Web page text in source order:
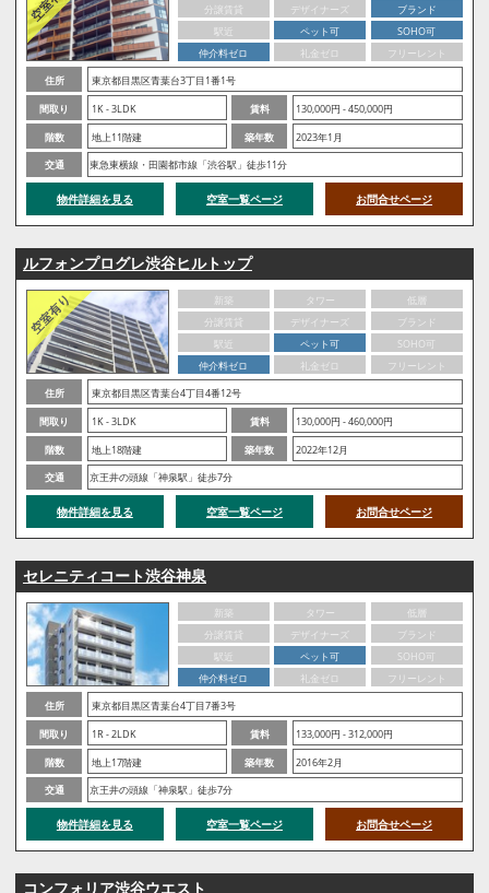
分譲賃貸
デザイナーズ
ブランド
駅近
ペット可
SOHO可
仲介料ゼロ
礼金ゼロ
フリーレント
住所
東京都目黒区青葉台3丁目1番1号
間取り
1K - 3LDK 賃料
130,000円 - 450,000円
階数
地上11階建 築年数
2023年1月
交通
東急東横線・田園都市線「渋谷駅」徒歩11分
物件詳細を見る 空室一覧ページ お問合せページ
ルフォンプログレ渋谷ヒルトップ
新築 タワー
低層
分譲賃貸
デザイナーズ
ブランド
駅近
ペット可
SOHO可
仲介料ゼロ
礼金ゼロ
フリーレント
住所
東京都目黒区青葉台4丁目4番12号
間取り
1K - 3LDK 賃料
130,000円 - 460,000円
階数
地上18階建 築年数
2022年12月
交通
京王井の頭線「神泉駅」徒歩7分
物件詳細を見る 空室一覧ページ お問合せページ
セレニティコート渋谷神泉
新築 タワー
低層
分譲賃貸
デザイナーズ
ブランド
駅近
ペット可
SOHO可
仲介料ゼロ
礼金ゼロ
フリーレント
住所
東京都目黒区青葉台4丁目7番3号
間取り
1R - 2LDK 賃料
133,000円 - 312,000円
階数
地上17階建 築年数
2016年2月
交通
京王井の頭線「神泉駅」徒歩7分
物件詳細を見る 空室一覧ページ お問合せページ
コンフォリア渋谷ウエスト